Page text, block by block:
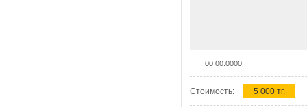
00.00.0000
Стоимость: 5 000 тг.